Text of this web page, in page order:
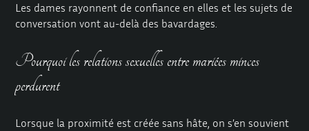
Les dames rayonnent de confiance en elles et les sujets de
conversation vont au-delà des bavardages.
Pourquoi les relations sexuelles entre mariées minces
perdurent
Lorsque la proximité est créée sans hâte, on s’en souvient